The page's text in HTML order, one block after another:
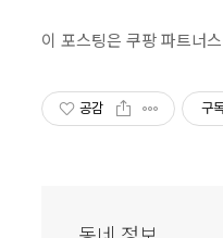
이 포스팅은 쿠팡 파트너
공감 구